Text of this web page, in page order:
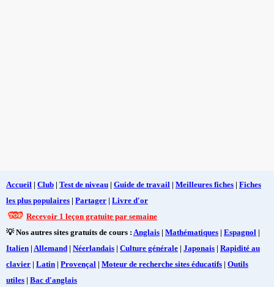
Accueil | Club | Test de niveau | Guide de travail | Meilleures fiches | Fiches
les plus populaires | Partager | Livre d'or
Recevoir 1 leçon gratuite par semaine
💡 Nos autres sites gratuits de cours : Anglais | Mathématiques | Espagnol |
Italien | Allemand | Néerlandais | Culture générale | Japonais | Rapidité au
clavier | Latin | Provençal | Moteur de recherche sites éducatifs | Outils
utiles | Bac d'anglais